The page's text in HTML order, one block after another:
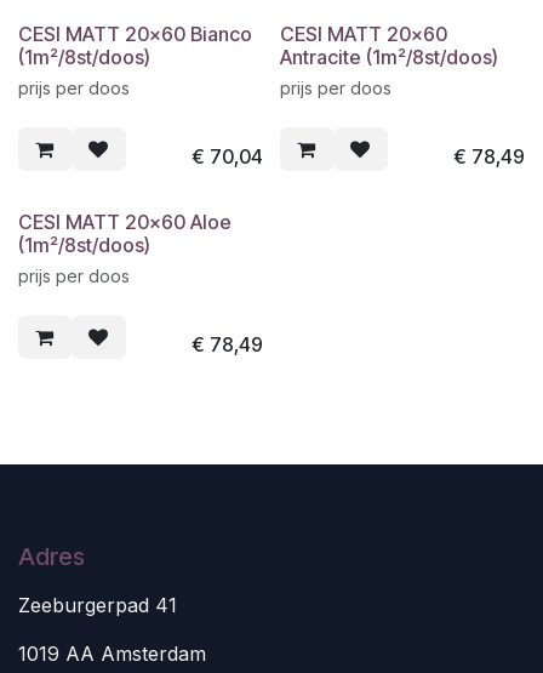
CESI MATT 20x60 Bianco
(1m²/8st/doos)
prijs per doos
€ 70,04
CESI MATT 20x60
Antracite (1m²/8st/doos)
prijs per doos
€ 78,49
CESI MATT 20x60 Aloe
(1m²/8st/doos)
prijs per doos
€ 78,49
Adres
Zeeburgerpad 41
1019 AA Amsterdam